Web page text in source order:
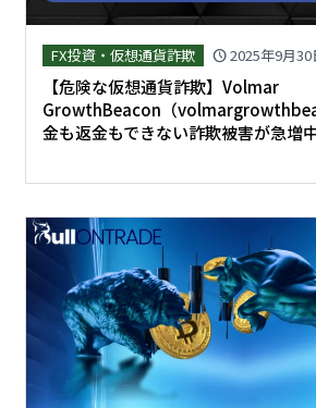
FX投資・仮想通貨詐欺 schedule2025年9月30
【危険な仮想通貨詐欺】Volmar
GrowthBeacon（
金も返金もできない詐欺被害が急増